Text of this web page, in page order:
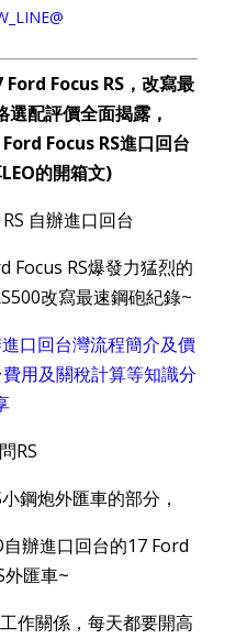
Focus RS，改寫最
配評價全面揭露，
Focus RS進口回台
的開箱文)
Focus RS爆發力猛烈的
改寫最速鋼砲紀錄~
口回台灣流程簡介及價
鋼炮外匯車的部分，
辦進口回台的17 Ford
外匯車~
作關係，每天都要開高